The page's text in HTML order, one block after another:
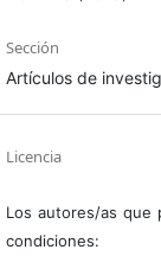
Sección
Artículos de
Licencia
Los autores/as que
condiciones: